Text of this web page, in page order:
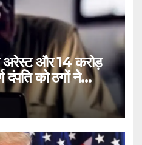
अरेस्ट और 14 करोड़
दंपति को ठगों ने
Cyber Fraud
digital arrest
rttm